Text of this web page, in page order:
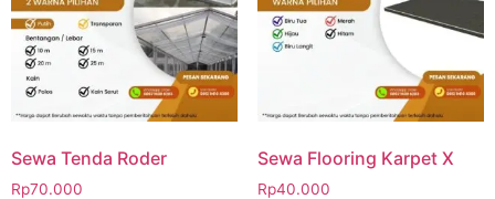
Sewa Tenda Roder
Rp70.000
Sewa Flooring Karpet X
Rp40.000